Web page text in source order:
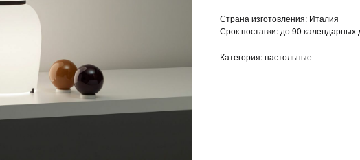
Страна изготовления: Италия
Срок поставки: до 90 календарных
Категория: настольные